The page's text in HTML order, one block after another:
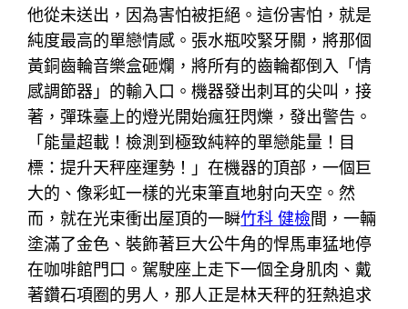
他從未送出，因為害怕被拒絕。這份害怕，就是
純度最高的單戀情感。張水瓶咬緊牙關，將那個
黃銅齒輪音樂盒砸爛，將所有的齒輪都倒入「情
感調節器」的輸入口。機器發出刺耳的尖叫，接
著，彈珠臺上的燈光開始瘋狂閃爍，發出警告。
「能量超載！檢測到極致純粹的單戀能量！目
標：提升天秤座運勢！」在機器的頂部，一個巨
大的、像彩虹一樣的光束筆直地射向天空。然
而，就在光束衝出屋頂的一瞬竹科 健檢間，一輛
塗滿了金色、裝飾著巨大公牛角的悍馬車猛地停
在咖啡館門口。駕駛座上走下一個全身肌肉、戴
著鑽石項圈的男人，那人正是林天秤的狂熱追求